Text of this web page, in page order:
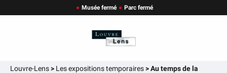
Musée fermé Parc fermé
Louvre-Lens> Les expositions temporaires>Au temps de la